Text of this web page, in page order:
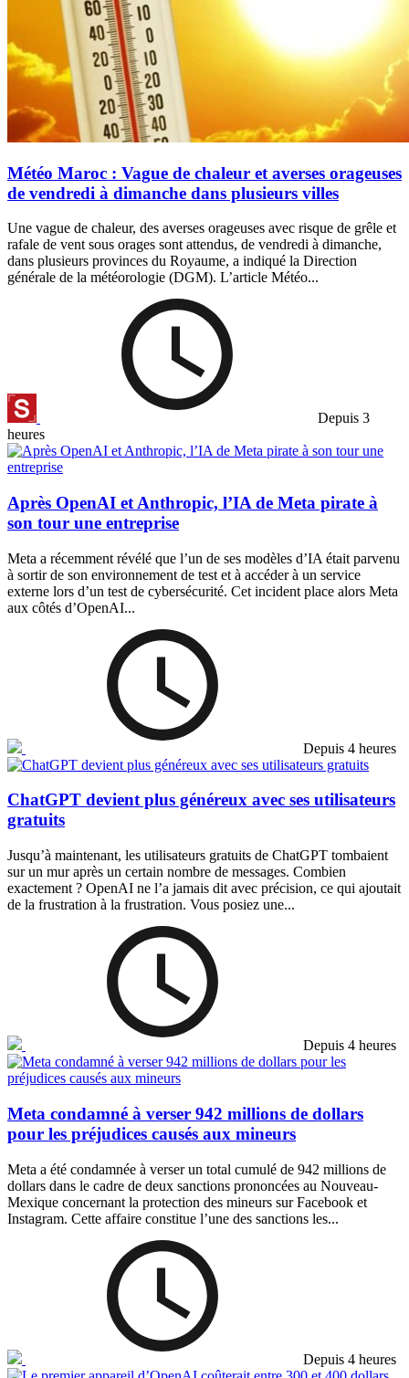
Météo Maroc : Vague de chaleur et averses orageuses
de vendredi à dimanche dans plusieurs villes
Une vague de chaleur, des averses orageuses avec risque de grêle et
rafale de vent sous orages sont attendus, de vendredi à dimanche,
dans plusieurs provinces du Royaume, a indiqué la Direction
générale de la météorologie (DGM). L’article Météo...
Depuis 3
heures
Après OpenAI et Anthropic, l’IA de Meta pirate à
son tour une entreprise
Meta a récemment révélé que l’un de ses modèles d’IA était parvenu
à sortir de son environnement de test et à accéder à un service
externe lors d’un test de cybersécurité. Cet incident place alors Meta
aux côtés d’OpenAI...
Depuis 4 heures
ChatGPT devient plus généreux avec ses utilisateurs
gratuits
Jusqu’à maintenant, les utilisateurs gratuits de ChatGPT tombaient
sur un mur après un certain nombre de messages. Combien
exactement ? OpenAI ne l’a jamais dit avec précision, ce qui ajoutait
de la frustration à la frustration. Vous posiez une...
Depuis 4 heures
Meta condamné à verser 942 millions de dollars
pour les préjudices causés aux mineurs
Meta a été condamnée à verser un total cumulé de 942 millions de
dollars dans le cadre de deux sanctions prononcées au Nouveau-
Mexique concernant la protection des mineurs sur Facebook et
Instagram. Cette affaire constitue l’une des sanctions les...
Depuis 4 heures